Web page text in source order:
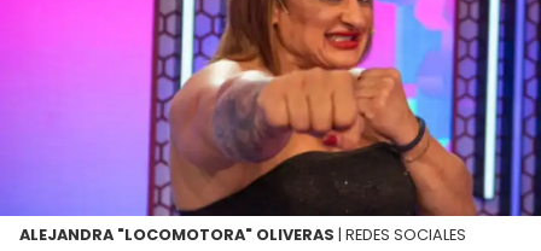
ALEJANDRA "LOCOMOTORA" OLIVERAS | REDES SOCIALES